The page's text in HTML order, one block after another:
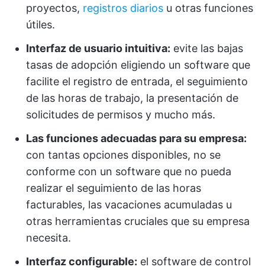
proyectos, registros diarios u otras funciones
útiles.
Interfaz de usuario intuitiva: evite las bajas
tasas de adopción eligiendo un software que
facilite el registro de entrada, el seguimiento
de las horas de trabajo, la presentación de
solicitudes de permisos y mucho más.
Las funciones adecuadas para su empresa:
con tantas opciones disponibles, no se
conforme con un software que no pueda
realizar el seguimiento de las horas
facturables, las vacaciones acumuladas u
otras herramientas cruciales que su empresa
necesita.
Interfaz configurable: el software de control